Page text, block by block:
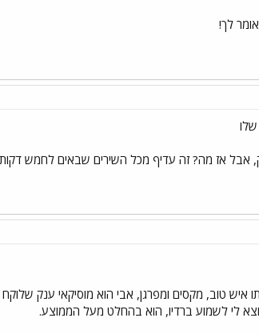
לך!
אבל אז מה? זה עדיף מכל השירים שבאים לחמש
איש טוב, מקסים ומפרגן, אבי הוא מוסיקאי ענק
לי לשמוע ברדיו, הוא בהחלט מעל הממוצע.